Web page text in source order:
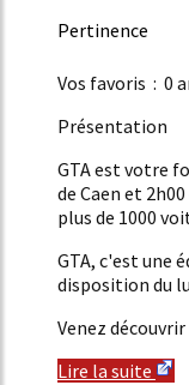
Pertinence
Vos favoris : 0
Présentation
GTA est votre
de Caen et
plus de 1000
GTA, c'est une
disposition du
Venez
Lire la suite